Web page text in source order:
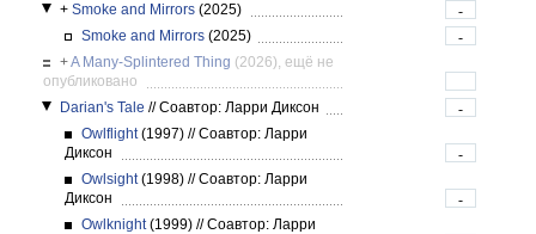
+ Smoke and Mirrors (2025)
-
Smoke and Mirrors (2025)
-
+A Many-Splintered Thing (2026), ещё не
опубликовано
Darian's Tale //Соавтор: Ларри Диксон
-
Owlflight(1997) //Соавтор: Ларри
Диксон
-
Owlsight(1998) //Соавтор: Ларри
Диксон
-
Owlknight(1999) //Соавтор: Ларри